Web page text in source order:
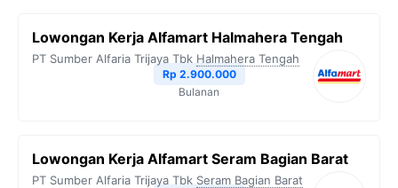
Lowongan Kerja Alfamart Halmahera Tengah
PT Sumber Alfaria Trijaya Tbk Halmahera Tengah
Rp 2.900.000
Bulanan
Lowongan Kerja Alfamart Seram Bagian Barat
PT Sumber Alfaria Trijaya Tbk Seram Bagian Barat